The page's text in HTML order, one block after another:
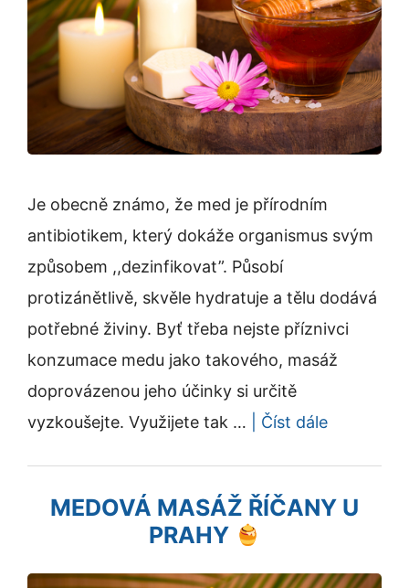
Je obecně známo, že med je přírodním
antibiotikem, který dokáže organismus svým
způsobem ,,dezinfikovat”. Působí
protizánětlivě, skvěle hydratuje a tělu dodává
potřebné živiny. Byť třeba nejste příznivci
konzumace medu jako takového, masáž
doprovázenou jeho účinky si určitě
vyzkoušejte. Využijete tak …
| Číst dále
MEDOVÁ MASÁŽ ŘÍČANY U
PRAHY